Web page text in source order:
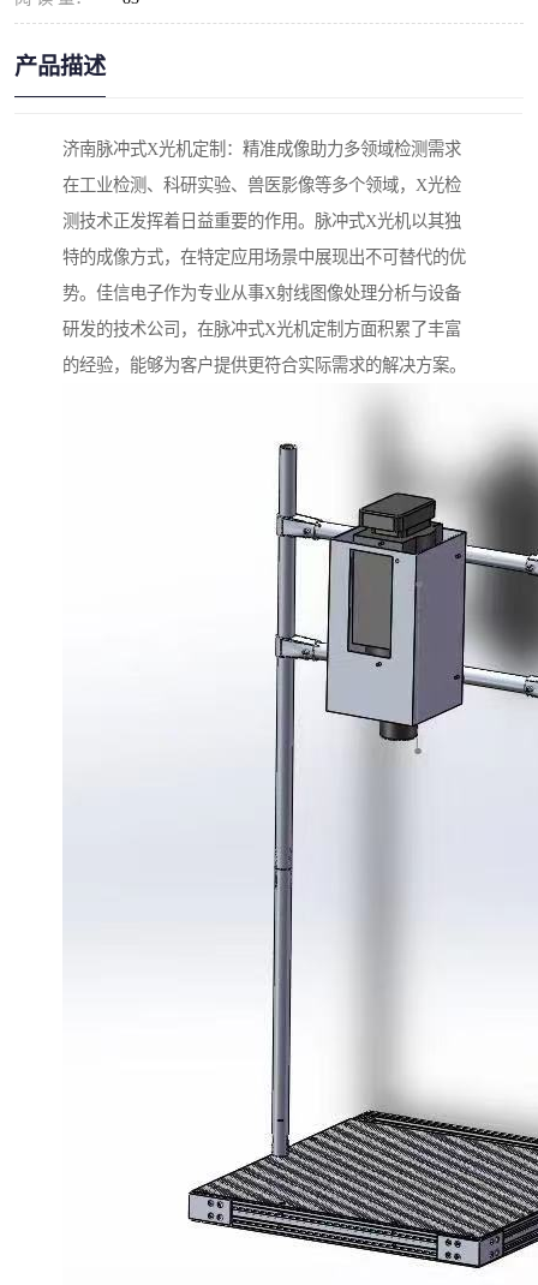
产品描述
济南脉冲式X光机定制：精准成像助力多领域检测需求
在工业检测、科研实验、兽医影像等多个领域，X光检
测技术正发挥着日益重要的作用。脉冲式X光机以其独
特的成像方式，在特定应用场景中展现出不可替代的优
势。佳信电子作为专业从事X射线图像处理分析与设备
研发的技术公司，在脉冲式X光机定制方面积累了丰富
的经验，能够为客户提供更符合实际需求的解决方案。